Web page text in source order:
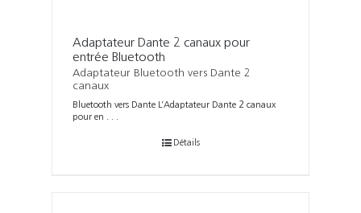
Adaptateur Dante 2 canaux pour
entrée Bluetooth
Adaptateur Bluetooth vers Dante 2
canaux
Bluetooth vers Dante L’Adaptateur Dante 2 canaux
pour en . . .
Détails